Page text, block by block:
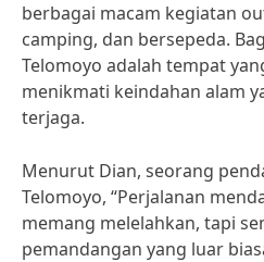
berbagai macam kegiatan
camping, dan bersepeda.
Telomoyo adalah tempat
menikmati keindahan alam
terjaga.
Menurut Dian, seorang
Telomoyo, “Perjalanan
memang melelahkan, tapi
pemandangan yang luar